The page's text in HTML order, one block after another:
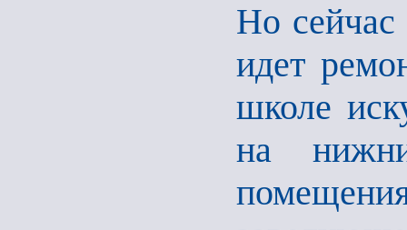
Но сейчас
идет
школе
на